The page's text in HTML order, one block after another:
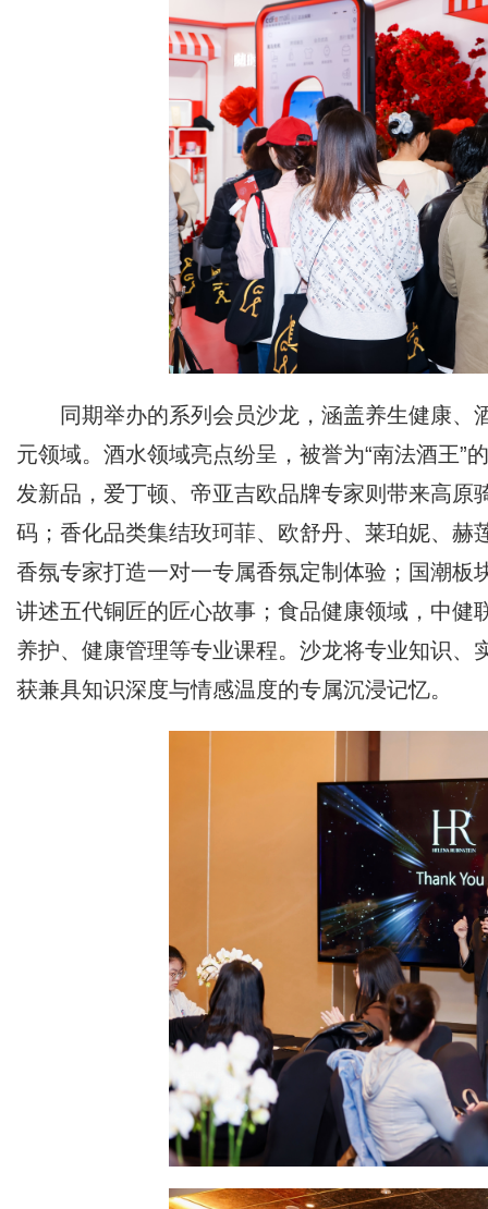
同期举办的系列会员沙龙，涵盖养生健康
元领域。酒水领域亮点纷呈，被誉为“南法酒王”
发新品，爱丁顿、帝亚吉欧品牌专家则带来高
码；香化品类集结玫珂菲、欧舒丹、莱珀妮、
香氛专家打造一对一专属香氛定制体验；国潮板
讲述五代铜匠的匠心故事；食品健康领域，中
养护、健康管理等专业课程。沙龙将专业知识
获兼具知识深度与情感温度的专属沉浸记忆。